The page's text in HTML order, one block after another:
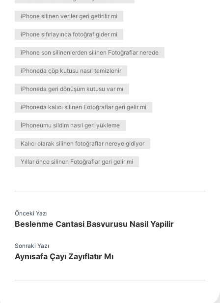
iPhone silinen veriler geri getirilir mi
iPhone sıfırlayınca fotoğraf gider mi
iPhone son silinenlerden silinen Fotoğraflar nerede
iPhoneda çöp kutusu nasıl temizlenir
iPhoneda geri dönüşüm kutusu var mı
iPhoneda kalıcı silinen Fotoğraflar geri gelir mi
İPhoneumu sildim nasıl geri yükleme
Kalıcı olarak silinen fotoğraflar nereye gidiyor
Yıllar önce silinen Fotoğraflar geri gelir mi
Önceki Yazı
Beslenme Cantasi Basvurusu Nasil Yapilir
Sonraki Yazı
Aynısafa Çayı Zayıflatır Mı